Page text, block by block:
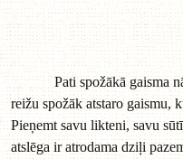
Pati spožākā gaisma nāk
reižu spožāk atstaro gaismu,
Pieņemt savu likteni, savu
atslēga ir atrodama dziļi